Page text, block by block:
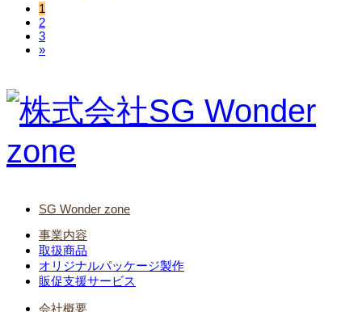
1
2
3
»
SG Wonder zone
事業内容
取扱商品
オリジナルパッケージ製作
販促支援サービス
会社概要